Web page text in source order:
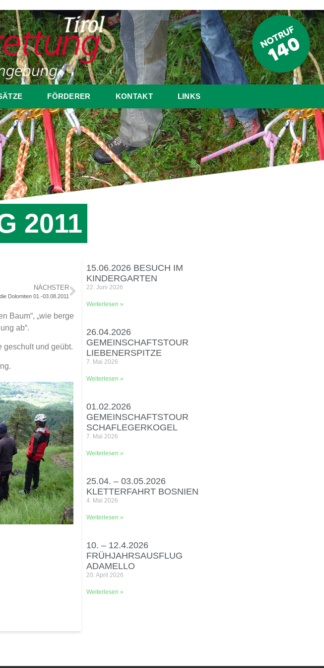
FÖRDERER KONTAKT LINKS
2011
NÄCHSTER
Dolomiten 01.-03.08.2011
Baum“, „wie berge
ab“.
geschult und geübt.
15.06.2026 BESUCH IM
KINDERGARTEN
22. Juni 2026
Weiterlesen »
26.04.2026
GEMEINSCHAFTSTOUR
LIEBENERSPITZE
7. Mai 2026
Weiterlesen »
01.02.2026
GEMEINSCHAFTSTOUR
SCHAFLEGERKOGEL
7. Mai 2026
Weiterlesen »
25.04. – 03.05.2026
KLETTERFAHRT BOSNIEN
4. Mai 2026
Weiterlesen »
10. – 12.4.2026
FRÜHJAHRSAUSFLUG
ADAMELLO
20. April 2026
Weiterlesen »